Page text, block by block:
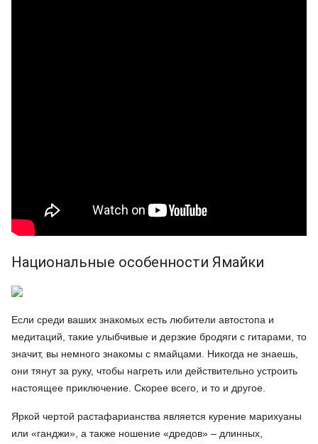
Национальные особенности Ямайки
Если среди ваших знакомых есть любители автостопа и
медитаций, такие улыбчивые и дерзкие бродяги с гитарами, то
значит, вы немного знакомы с ямайцами. Никогда не знаешь,
они тянут за руку, чтобы нагреть или действительно устроить
настоящее приключение. Скорее всего, и то и другое.
Яркой чертой растафарианства является курение марихуаны
или «ганджи», а также ношение «дредов» – длинных,